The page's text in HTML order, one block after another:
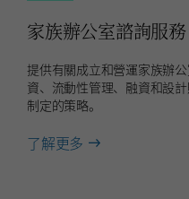
家族辦公室諮詢服務
提供有關成立和營運家族辦
資、流動性管理、融資和設
制定的策略。
了解更多 about